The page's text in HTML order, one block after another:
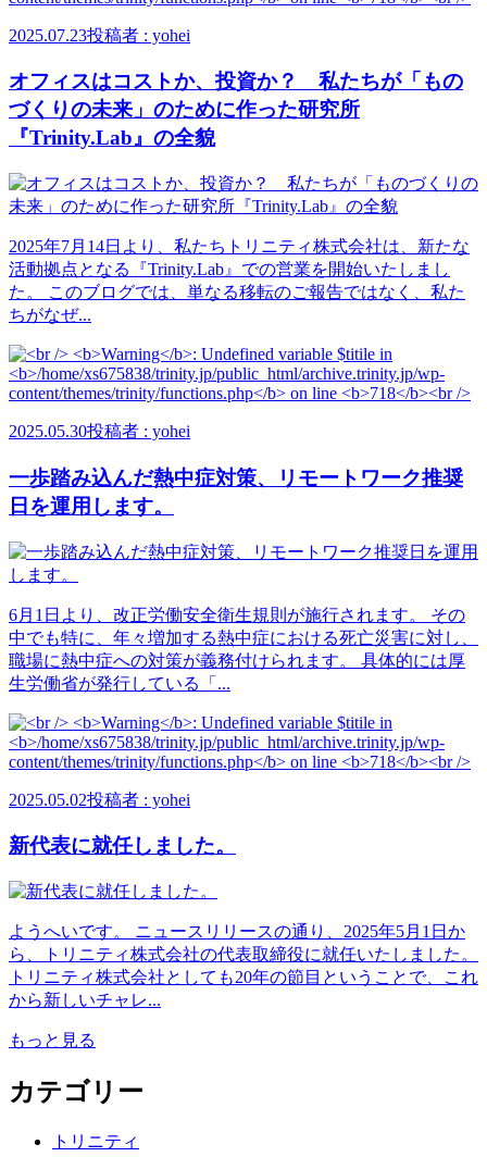
2025.07.23投稿者 : yohei
オフィスはコストか、投資か？ 私たちが「もの
づくりの未来」のために作った研究所
『Trinity.Lab』の全貌
2025年7月14日より、私たちトリニティ株式会社は、新たな
活動拠点となる『Trinity.Lab』での営業を開始いたしまし
た。 このブログでは、単なる移転のご報告ではなく、私た
ちがなぜ...
2025.05.30投稿者 : yohei
一歩踏み込んだ熱中症対策、リモートワーク推奨
日を運用します。
6月1日より、改正労働安全衛生規則が施行されます。 その
中でも特に、年々増加する熱中症における死亡災害に対し、
職場に熱中症への対策が義務付けられます。 具体的には厚
生労働省が発行している「...
2025.05.02投稿者 : yohei
新代表に就任しました。
ようへいです。 ニュースリリースの通り、2025年5月1日か
ら、トリニティ株式会社の代表取締役に就任いたしました。
トリニティ株式会社としても20年の節目ということで、これ
から新しいチャレ...
もっと見る
カテゴリー
トリニティ